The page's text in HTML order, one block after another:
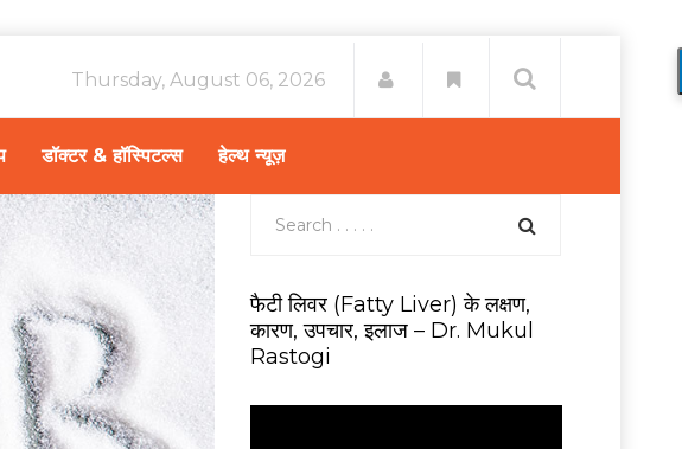
Thursday, August 06, 2026
डॉक्टर & हॉस्पिटल्स हेल्थ न्यूज़
फैटी लिवर (Fatty Liver) के लक्षण,
कारण, उपचार, इलाज – Dr. Mukul
Rastogi